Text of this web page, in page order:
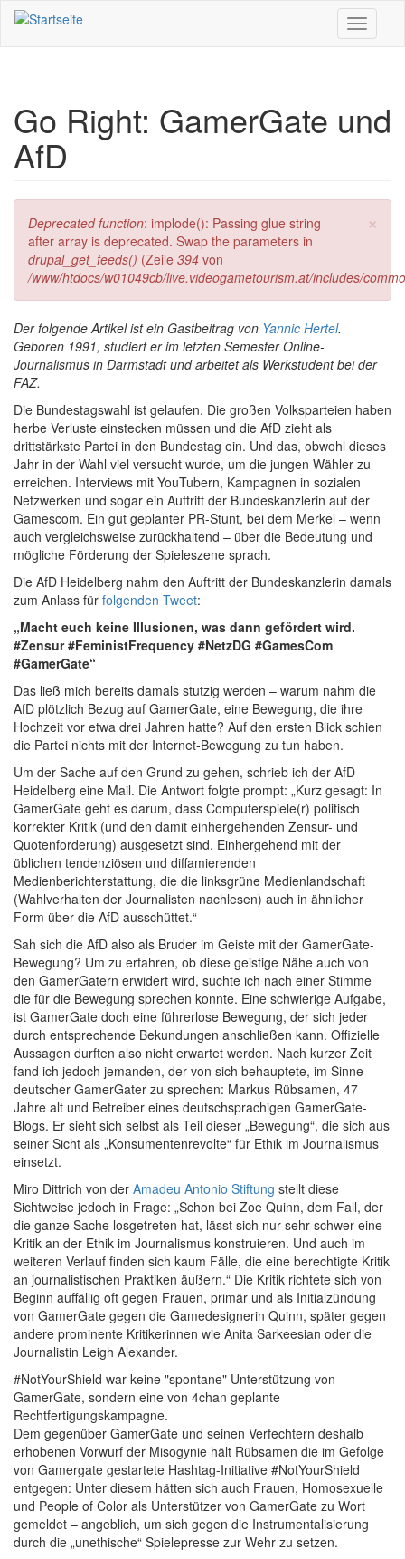
Direkt zum Inhalt
Toggle
Go Right: GamerGate und
AfD
×
Fehlermeldung
Deprecated function: implode(): Passing glue string
after array is deprecated. Swap the parameters in
drupal_get_feeds() (Zeile 394 von
/www/htdocs/w01049cb/live.videogametourism.at/includes/
Der folgende Artikel ist ein Gastbeitrag von Yannic Hertel.
Geboren 1991, studiert er im letzten Semester Online-
Journalismus in Darmstadt und arbeitet als Werkstudent bei der
FAZ.
Die Bundestagswahl ist gelaufen. Die großen Volksparteien haben
herbe Verluste einstecken müssen und die AfD zieht als
drittstärkste Partei in den Bundestag ein. Und das, obwohl dieses
Jahr in der Wahl viel versucht wurde, um die jungen Wähler zu
erreichen. Interviews mit YouTubern, Kampagnen in sozialen
Netzwerken und sogar ein Auftritt der Bundeskanzlerin auf der
Gamescom. Ein gut geplanter PR-Stunt, bei dem Merkel – wenn
auch vergleichsweise zurückhaltend – über die Bedeutung und
mögliche Förderung der Spieleszene sprach.
Die AfD Heidelberg nahm den Auftritt der Bundeskanzlerin damals
zum Anlass für folgenden Tweet:
„Macht euch keine Illusionen, was dann gefördert wird.
#Zensur #FeministFrequency #NetzDG #GamesCom
#GamerGate“
Das ließ mich bereits damals stutzig werden – warum nahm die
AfD plötzlich Bezug auf GamerGate, eine Bewegung, die ihre
Hochzeit vor etwa drei Jahren hatte? Auf den ersten Blick schien
die Partei nichts mit der Internet-Bewegung zu tun haben.
Um der Sache auf den Grund zu gehen, schrieb ich der AfD
Heidelberg eine Mail. Die Antwort folgte prompt: „Kurz gesagt: In
GamerGate geht es darum, dass Computerspiele(r) politisch
korrekter Kritik (und den damit einhergehenden Zensur- und
Quotenforderung) ausgesetzt sind. Einhergehend mit der
üblichen tendenziösen und diffamierenden
Medienberichterstattung, die die linksgrüne Medienlandschaft
(Wahlverhalten der Journalisten nachlesen) auch in ähnlicher
Form über die AfD ausschüttet.“
Sah sich die AfD also als Bruder im Geiste mit der GamerGate-
Bewegung? Um zu erfahren, ob diese geistige Nähe auch von
den GamerGatern erwidert wird, suchte ich nach einer Stimme
die für die Bewegung sprechen konnte. Eine schwierige Aufgabe,
ist GamerGate doch eine führerlose Bewegung, der sich jeder
durch entsprechende Bekundungen anschließen kann. Offizielle
Aussagen durften also nicht erwartet werden. Nach kurzer Zeit
fand ich jedoch jemanden, der von sich behauptete, im Sinne
deutscher GamerGater zu sprechen: Markus Rübsamen, 47
Jahre alt und Betreiber eines deutschsprachigen GamerGate-
Blogs. Er sieht sich selbst als Teil dieser „Bewegung“, die sich aus
seiner Sicht als „Konsumentenrevolte“ für Ethik im Journalismus
einsetzt.
Miro Dittrich von der Amadeu Antonio Stiftung stellt diese
Sichtweise jedoch in Frage: „Schon bei Zoe Quinn, dem Fall, der
die ganze Sache losgetreten hat, lässt sich nur sehr schwer eine
Kritik an der Ethik im Journalismus konstruieren. Und auch im
weiteren Verlauf finden sich kaum Fälle, die eine berechtigte Kritik
an journalistischen Praktiken äußern.“ Die Kritik richtete sich von
Beginn auffällig oft gegen Frauen, primär und als Initialzündung
von GamerGate gegen die Gamedesignerin Quinn, später gegen
andere prominente Kritikerinnen wie Anita Sarkeesian oder die
Journalistin Leigh Alexander.
#NotYourShield war keine "spontane" Unterstützung von
GamerGate, sondern eine von 4chan geplante
Rechtfertigungskampagne.
Dem gegenüber GamerGate und seinen Verfechtern deshalb
erhobenen Vorwurf der Misogynie hält Rübsamen die im Gefolge
von Gamergate gestartete Hashtag-Initiative #NotYourShield
entgegen: Unter diesem hätten sich auch Frauen, Homosexuelle
und People of Color als Unterstützer von GamerGate zu Wort
gemeldet – angeblich, um sich gegen die Instrumentalisierung
durch die „unethische“ Spielepresse zur Wehr zu setzen.